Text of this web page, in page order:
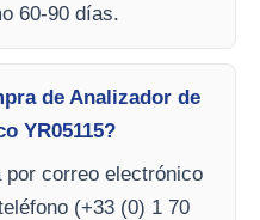
60-90 días.
de Analizador de
YR05115?
correo electrónico
(+33 (0) 1 70